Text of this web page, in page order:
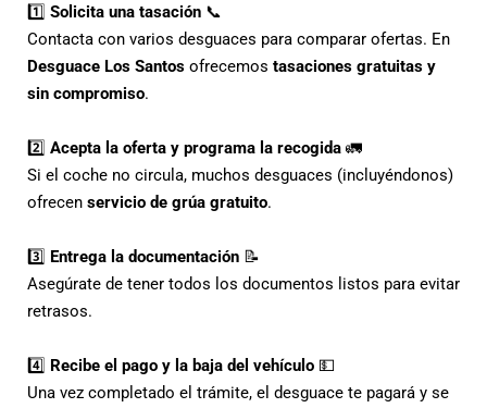
1️⃣ Solicita una tasación 📞
Contacta con varios desguaces para comparar ofertas. En
Desguace Los Santos ofrecemos tasaciones gratuitas y
sin compromiso.
2️⃣ Acepta la oferta y programa la recogida 🚛
Si el coche no circula, muchos desguaces (incluyéndonos)
ofrecen servicio de grúa gratuito.
3️⃣ Entrega la documentación 📝
Asegúrate de tener todos los documentos listos para evitar
retrasos.
4️⃣ Recibe el pago y la baja del vehículo 💵
Una vez completado el trámite, el desguace te pagará y se